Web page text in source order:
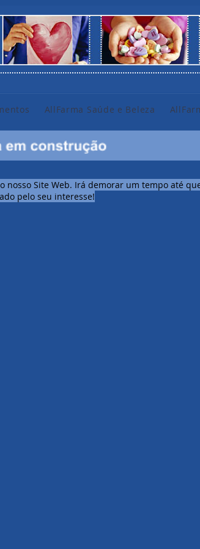
AllFarma Saúde e Beleza
nosso Site Web. Irá demorar um tempo até
pelo seu interesse!